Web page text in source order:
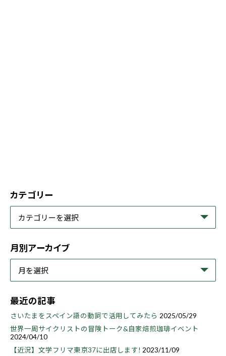
カテゴリー
月別アーカイブ
最近の記事
さいたまをスペイン語の動詞で活用してみたら 2025/05/29
世界一周サイクリストの冒険トーク&自家焙煎珈琲イベント
2024/04/10
【近況】文学フリマ東京37に出店します! 2023/11/09